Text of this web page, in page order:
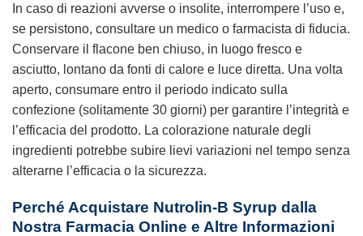
In caso di reazioni avverse o insolite, interrompere l’uso e,
se persistono, consultare un medico o farmacista di fiducia.
Conservare il flacone ben chiuso, in luogo fresco e
asciutto, lontano da fonti di calore e luce diretta. Una volta
aperto, consumare entro il periodo indicato sulla
confezione (solitamente 30 giorni) per garantire l’integrità e
l’efficacia del prodotto. La colorazione naturale degli
ingredienti potrebbe subire lievi variazioni nel tempo senza
alterarne l’efficacia o la sicurezza.
Perché Acquistare Nutrolin-B Syrup dalla
Nostra Farmacia Online e Altre Informazioni